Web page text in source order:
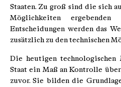
Staaten. Zu groß sind die sich
Möglichkeiten ergebenden
Entscheidungen werden das
zusätzlich zu den technischen
Die heutigen
Staat ein Maß an Kontrolle
zuvor. Sie bilden die